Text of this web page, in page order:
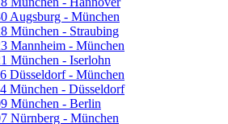
Augsburg - München
München - Straubing
Mannheim - München
München - Iserlohn
Düsseldorf - München
München - Düsseldorf
München - Berlin
Nürnberg - München